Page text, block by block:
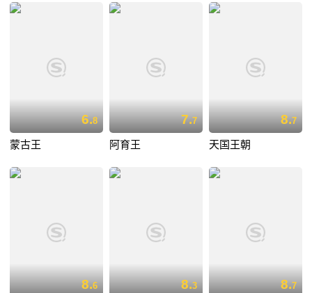
6.8
蒙古王
7.7
阿育王
8.7
天国王朝
8.6 8.3 8.7